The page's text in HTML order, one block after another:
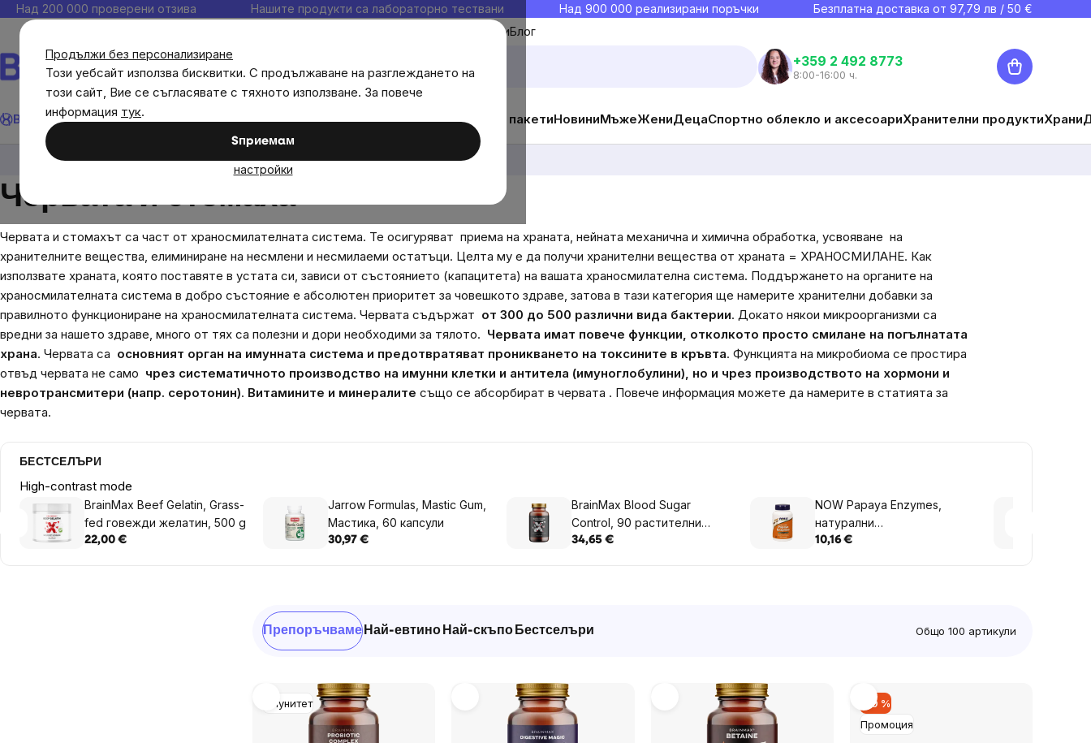
Продължи без персонализиране
Този уебсайт използва бисквитки. С продължаване на разглеждането на
този сайт, Вие се съгласявате с тяхното използване. За повече
информация тук.
Sпpиeмaм
настройки
Прескочи
към
съдържанието
Над 200 000 проверени отзива Нашите продукти са лабораторно тествани Над 900 000 реализирани поръчки Безплатна доставка от 97,79 лв / 50 €
Моите любимиБлог
+359 2 492 8773
8:00-16:00 ч.
Количка
Brainmax Имунитет Акции💪 WomenPowerЦелиДиетични добавкиИзгодни пакетиНовиниМъжеЖениДецаСпортно облекло и аксесоариХранителни продуктиХрани
Червата и стомаха
Червата и стомахът са част от храносмилателната система. Те осигуряват приема на храната, нейната механична и химична обработка, усвояване на
хранителните вещества, елиминиране на несмлени и несмилаеми остатъци. Целта му е да получи хранителни вещества от храната = ХРАНОСМИЛАНЕ. Как
използвате храната, която поставяте в устата си, зависи от състоянието (капацитета) на вашата храносмилателна система. Поддържането на органите на
храносмилателната система в добро състояние е абсолютен приоритет за човешкото здраве, затова в тази категория ще намерите хранителни добавки за
правилното функциониране на храносмилателната система. Червата съдържат от 300 до 500 различни вида бактерии. Докато някои микроорганизми са
вредни за нашето здраве, много от тях са полезни и дори необходими за тялото. Червата имат повече функции, отколкото просто смилане на погълнатата
храна. Червата са основният орган на имунната система и предотвратяват проникването на токсините в кръвта. Функцията на микробиома се простира
отвъд червата не само чрез систематичното производство на имунни клетки и антитела (имуноглобулини), но и чрез производството на хормони и
невротрансмитери (напр. серотонин). Витамините и минералите също се абсорбират в червата . Повече информация можете да намерите в статията за
червата.
БЕСТСЕЛЪРИ
High-contrast mode
BrainMax Beef Gelatin, Grass-
fed говежди желатин, 500 g
22,00 €
Jarrow Formulas, Mastic Gum,
Мастика, 60 капсули
30,97 €
BrainMax Blood Sugar
Control, 90 растителни
капсули
34,65 €
NOW Papaya Enzymes,
натурални
храносмилателни ензими,
10,16 €
Сортиране
на
продукти
Препоръчваме Най-евтино Най-скъпо Бестселъри Общо 100 артикули
List
Имунитет
Промоция
–19 %